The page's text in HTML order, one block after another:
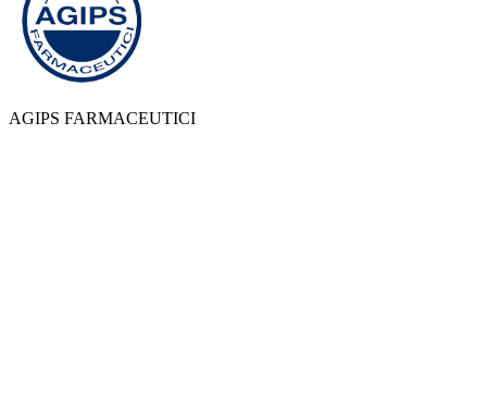
AGIPS FARMACEUTICI